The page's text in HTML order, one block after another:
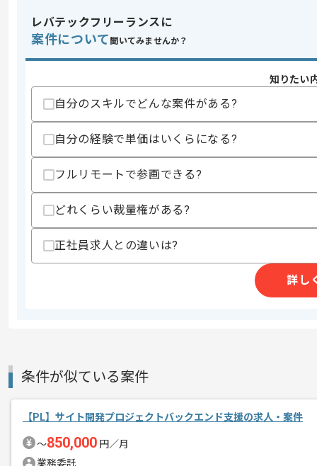
スキル
・システム開発に従事した経験(3年以上)
スキルに不安がある方へ
精算・お支払い
精算条件
エージェントからのコ
メント
レバテックでの実績がある企業の案件で
上流エンジニア、PMOの経験を活かす
レバテックフリーランスに
案件について 聞いてみませんか？
知りたい
自分のスキルでどんな案件がある?
自分の経験で単価はいくらになる?
フルリモートで参画できる?
どれくらい裁量権がある?
正社員求人との違いは?
詳し
条件が似ている案件
【PL】サイト開発プロジェクトバックエンド支援の求人・案件
〜850,000 円／月
業務委託